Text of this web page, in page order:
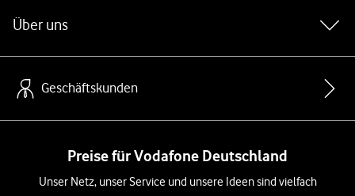
Über uns
Geschäftskunden
Preise für Vodafone Deutschland
Unser Netz, unser Service und unsere Ideen sind vielfach